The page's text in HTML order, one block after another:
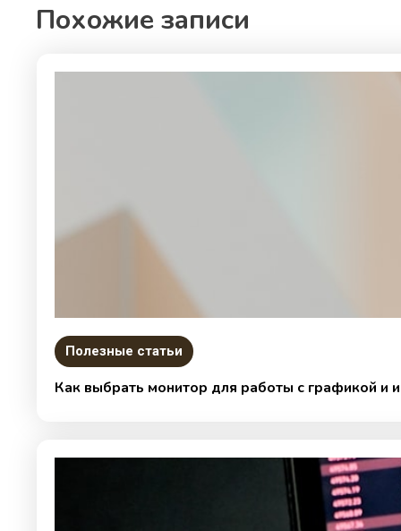
Похожие записи
Полезные статьи
Как выбрать монитор для работы с графикой и